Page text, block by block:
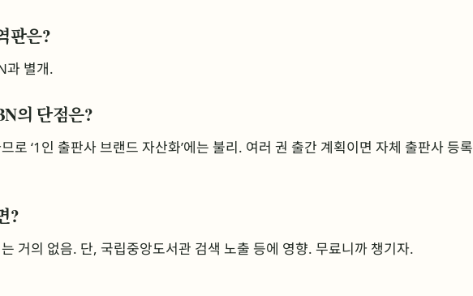
판은?
과 별개.
의 단점은?
로 ‘1인 출판사 브랜드 자산화’에는 불리. 여러 권 출간 계획이면 자체 출판사 등록
?
거의 없음. 단, 국립중앙도서관 검색 노출 등에 영향. 무료니까 챙기자.